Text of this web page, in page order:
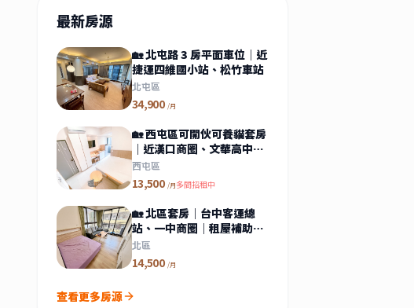
最新房源
🏡 北屯路 3 房平面車位｜近
捷運四維國小站、松竹車站
北屯區
34,900 /月
🏡 西屯區可開伙可養貓套房
｜近漢口商圈、文華高中捷
運站
西屯區
13,500 /月多間招租中
🏡 北區套房｜台中客運總
站、一中商圈｜租屋補助、
垃圾處理
北區
14,500 /月
查看更多房源